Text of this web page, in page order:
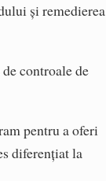
și remedierea
controale de
pentru a oferi
diferențiat la